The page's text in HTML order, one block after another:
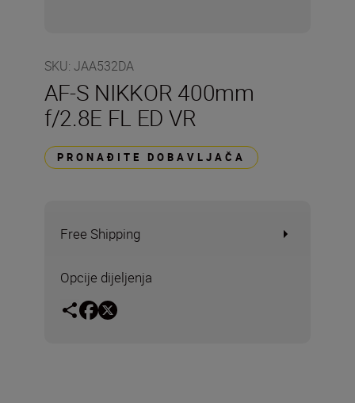
SKU: JAA532DA
AF-S NIKKOR 400mm
f/2.8E FL ED VR
PRONAĐITE DOBAVLJAČA
Free Shipping
Opcije dijeljenja